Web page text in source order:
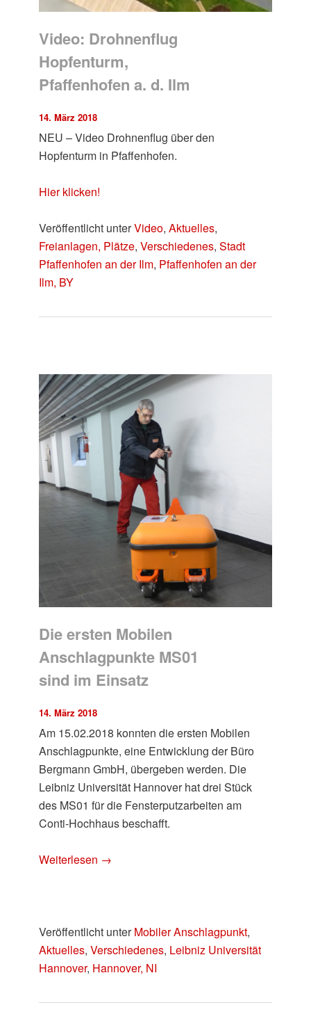
Video: Drohnenflug
Hopfenturm,
Pfaffenhofen a. d. Ilm
14. März 2018
NEU – Video Drohnenflug über den
Hopfenturm in Pfaffenhofen.
Hier klicken!
Veröffentlicht unterVideo,Aktuelles,
Freianlagen, Plätze,Verschiedenes,Stadt
Pfaffenhofen an der Ilm, Pfaffenhofen an der
Ilm, BY
Die ersten Mobilen
Anschlagpunkte MS01
sind im Einsatz
14. März 2018
Am 15.02.2018 konnten die ersten Mobilen
Anschlagpunkte, eine Entwicklung der Büro
Bergmann GmbH, übergeben werden. Die
Leibniz Universität Hannover hat drei Stück
des MS01 für die Fensterputzarbeiten am
Conti-Hochhaus beschafft.
Weiterlesen →
Veröffentlicht unter Mobiler Anschlagpunkt,
Aktuelles,Verschiedenes, Leibniz Universität
Hannover, Hannover, NI